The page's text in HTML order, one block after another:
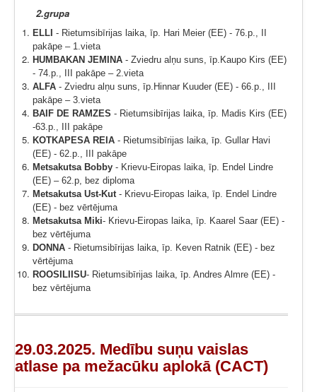
2.grupa
ELLI - Rietumsibīrijas laika, īp. Hari Meier (EE) - 76.p., II
pakāpe – 1.vieta
HUMBAKAN JEMINA - Zviedru alņu suns, īp.Kaupo Kirs (EE)
- 74.p., III pakāpe – 2.vieta
ALFA - Zviedru alņu suns, īp.Hinnar Kuuder (EE) - 66.p., III
pakāpe – 3.vieta
BAIF DE RAMZES - Rietumsibīrijas laika, īp. Madis Kirs (EE)
-63.p., III pakāpe
KOTKAPESA REIA - Rietumsibīrijas laika, īp. Gullar Havi
(EE) - 62.p., III pakāpe
Metsakutsa Bobby - Krievu-Eiropas laika, īp. Endel Lindre
(EE) – 62.p, bez diploma
Metsakutsa Ust-Kut - Krievu-Eiropas laika, īp. Endel Lindre
(EE) - bez vērtējuma
Metsakutsa Miki- Krievu-Eiropas laika, īp. Kaarel Saar (EE) -
bez vērtējuma
DONNA - Rietumsibīrijas laika, īp. Keven Ratnik (EE) - bez
vērtējuma
ROOSILIISU- Rietumsibīrijas laika, īp. Andres Almre (EE) -
bez vērtējuma
29.03.2025. Medību suņu vaislas
atlase pa mežacūku aplokā (CACT)